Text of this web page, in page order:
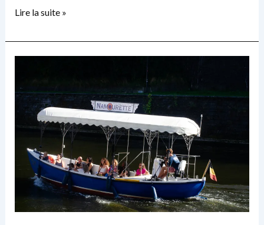
La
du
Vieux
Namur
cœur
vivant
cité
Lire la suite »